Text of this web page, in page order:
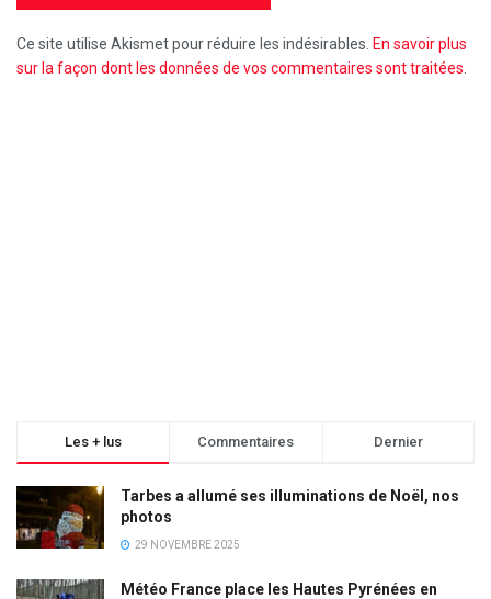
Ce site utilise Akismet pour réduire les indésirables. En savoir plus
sur la façon dont les données de vos commentaires sont traitées
Les + lus Commentaires Dernier
Tarbes a allumé ses illuminations de Noël, nos
photos
29 NOVEMBRE 2025
Météo France place les Hautes Pyrénées en